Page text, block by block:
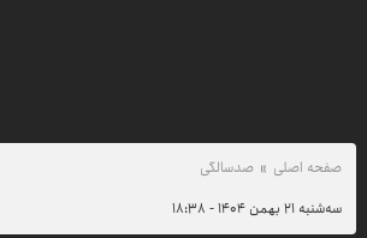
صفحه اصلی صدسالگی
سه‌شنبه ۲۱ بهمن ۱۴۰۴ - ۱۸:۳۸